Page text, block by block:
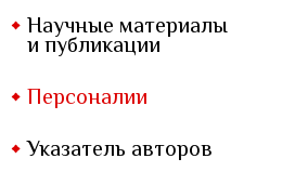
Научные материалы
и публикации
Персоналии
Указатель авторов